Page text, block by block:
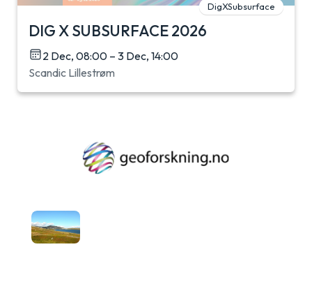
DigXSubsurface
DIG X SUBSURFACE 2026
2 Dec, 08:00 – 3 Dec, 14:00
Scandic Lillestrøm